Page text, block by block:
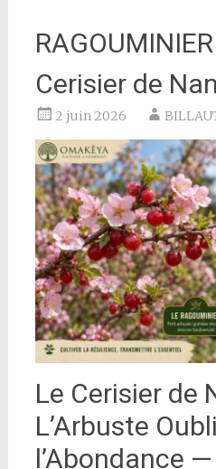
Cerisier de
2 juin 2026
Le Cerisier de
L’Arbuste
l’Abondance